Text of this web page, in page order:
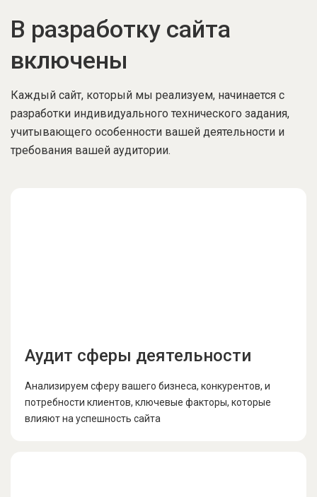
В разработку сайта
включены
Каждый сайт, который мы реализуем, начинается с
разработки индивидуального технического задания,
учитывающего особенности вашей деятельности и
требования вашей аудитории.
Аудит сферы деятельности
Анализируем сферу вашего бизнеса, конкурентов, и
потребности клиентов, ключевые факторы, которые
влияют на успешность сайта